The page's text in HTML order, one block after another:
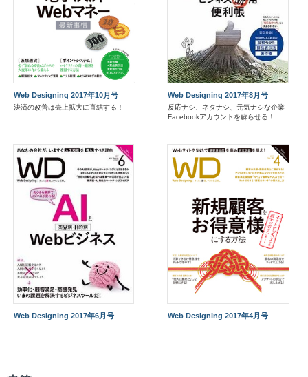
Web Designing 2017年10月号
決済の改善は売上拡大に直結する！
Web Designing 2017年8月号
反応ナシ、ネタナシ、元気ナシな企業
Facebookアカウントを蘇らせる！
Web Designing 2017年6月号 Web Designing 2017年4月号